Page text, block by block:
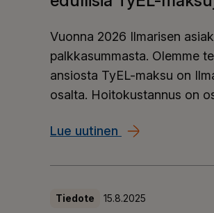
Vuonna 2026 Ilmarisen
palkkasummasta. Olemme
ansiosta TyEL-maksu on
osalta. Hoitokustannus on
Lue uutinen Ilmarisen
Tiedote 15.8.2025